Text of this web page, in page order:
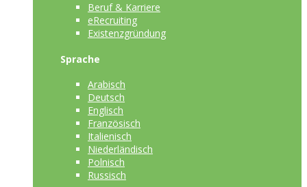
Beruf & Karriere
eRecruiting
Existenzgründung
Sprache
Arabisch
Deutsch
Englisch
Französisch
Italienisch
Niederländisch
Polnisch
Russisch